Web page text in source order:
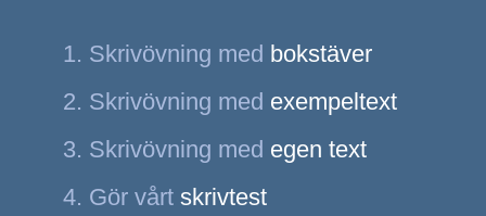
Skrivövning med bokstäver
Skrivövning med exempeltext
Skrivövning med egen text
Gör vårt skrivtest